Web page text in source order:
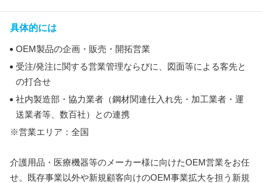
具体的には
OEM製品の企画・販売・開拓営業
受注/発注に関する営業管理ならびに、図面等による客先と
の打合せ
社内製造部・協力業者（鋼材関連仕入れ先・加工業者・運
送業者等、数百社）との連携
※営業エリア：全国
介護用品・医療機器等のメーカー様に向けたOEM営業をお任
せ。既存事業以外や新規顧客向けのOEM事業拡大を担う新規